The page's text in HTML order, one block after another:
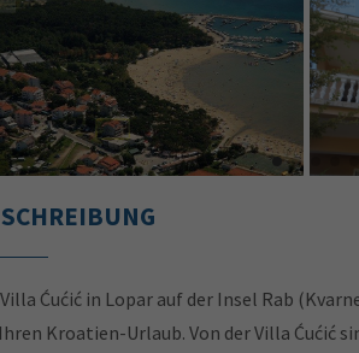
Ćućić in Lopar auf der Insel Rab
Kroatien-Urlaub. Von der Villa Ćućić